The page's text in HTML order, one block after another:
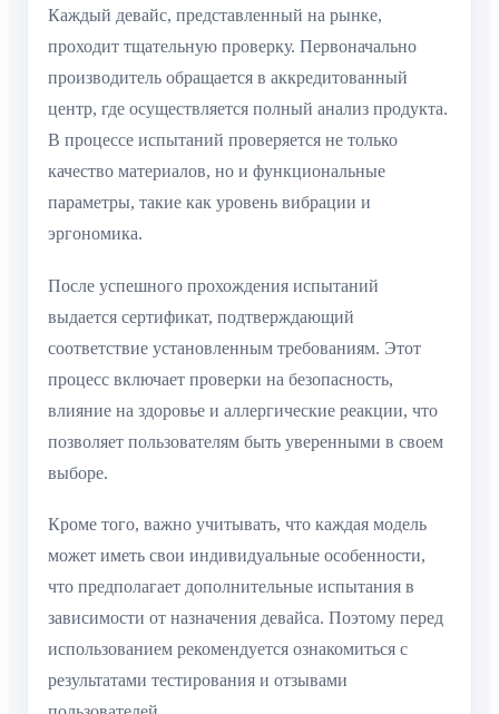
Каждый девайс, представленный на рынке,
проходит тщательную проверку. Первоначально
производитель обращается в аккредитованный
центр, где осуществляется полный анализ продукта.
В процессе испытаний проверяется не только
качество материалов, но и функциональные
параметры, такие как уровень вибрации и
эргономика.
После успешного прохождения испытаний
выдается сертификат, подтверждающий
соответствие установленным требованиям. Этот
процесс включает проверки на безопасность,
влияние на здоровье и аллергические реакции, что
позволяет пользователям быть уверенными в своем
выборе.
Кроме того, важно учитывать, что каждая модель
может иметь свои индивидуальные особенности,
что предполагает дополнительные испытания в
зависимости от назначения девайса. Поэтому перед
использованием рекомендуется ознакомиться с
результатами тестирования и отзывами